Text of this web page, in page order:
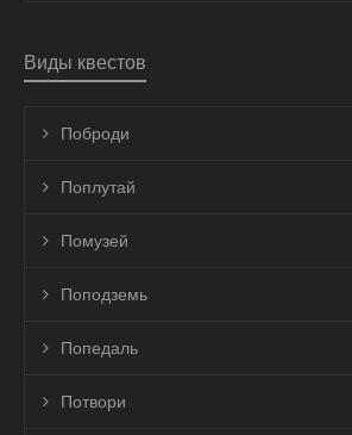
Виды квестов
Поброди
Поплутай
Помузей
Поподземь
Попедаль
Потвори